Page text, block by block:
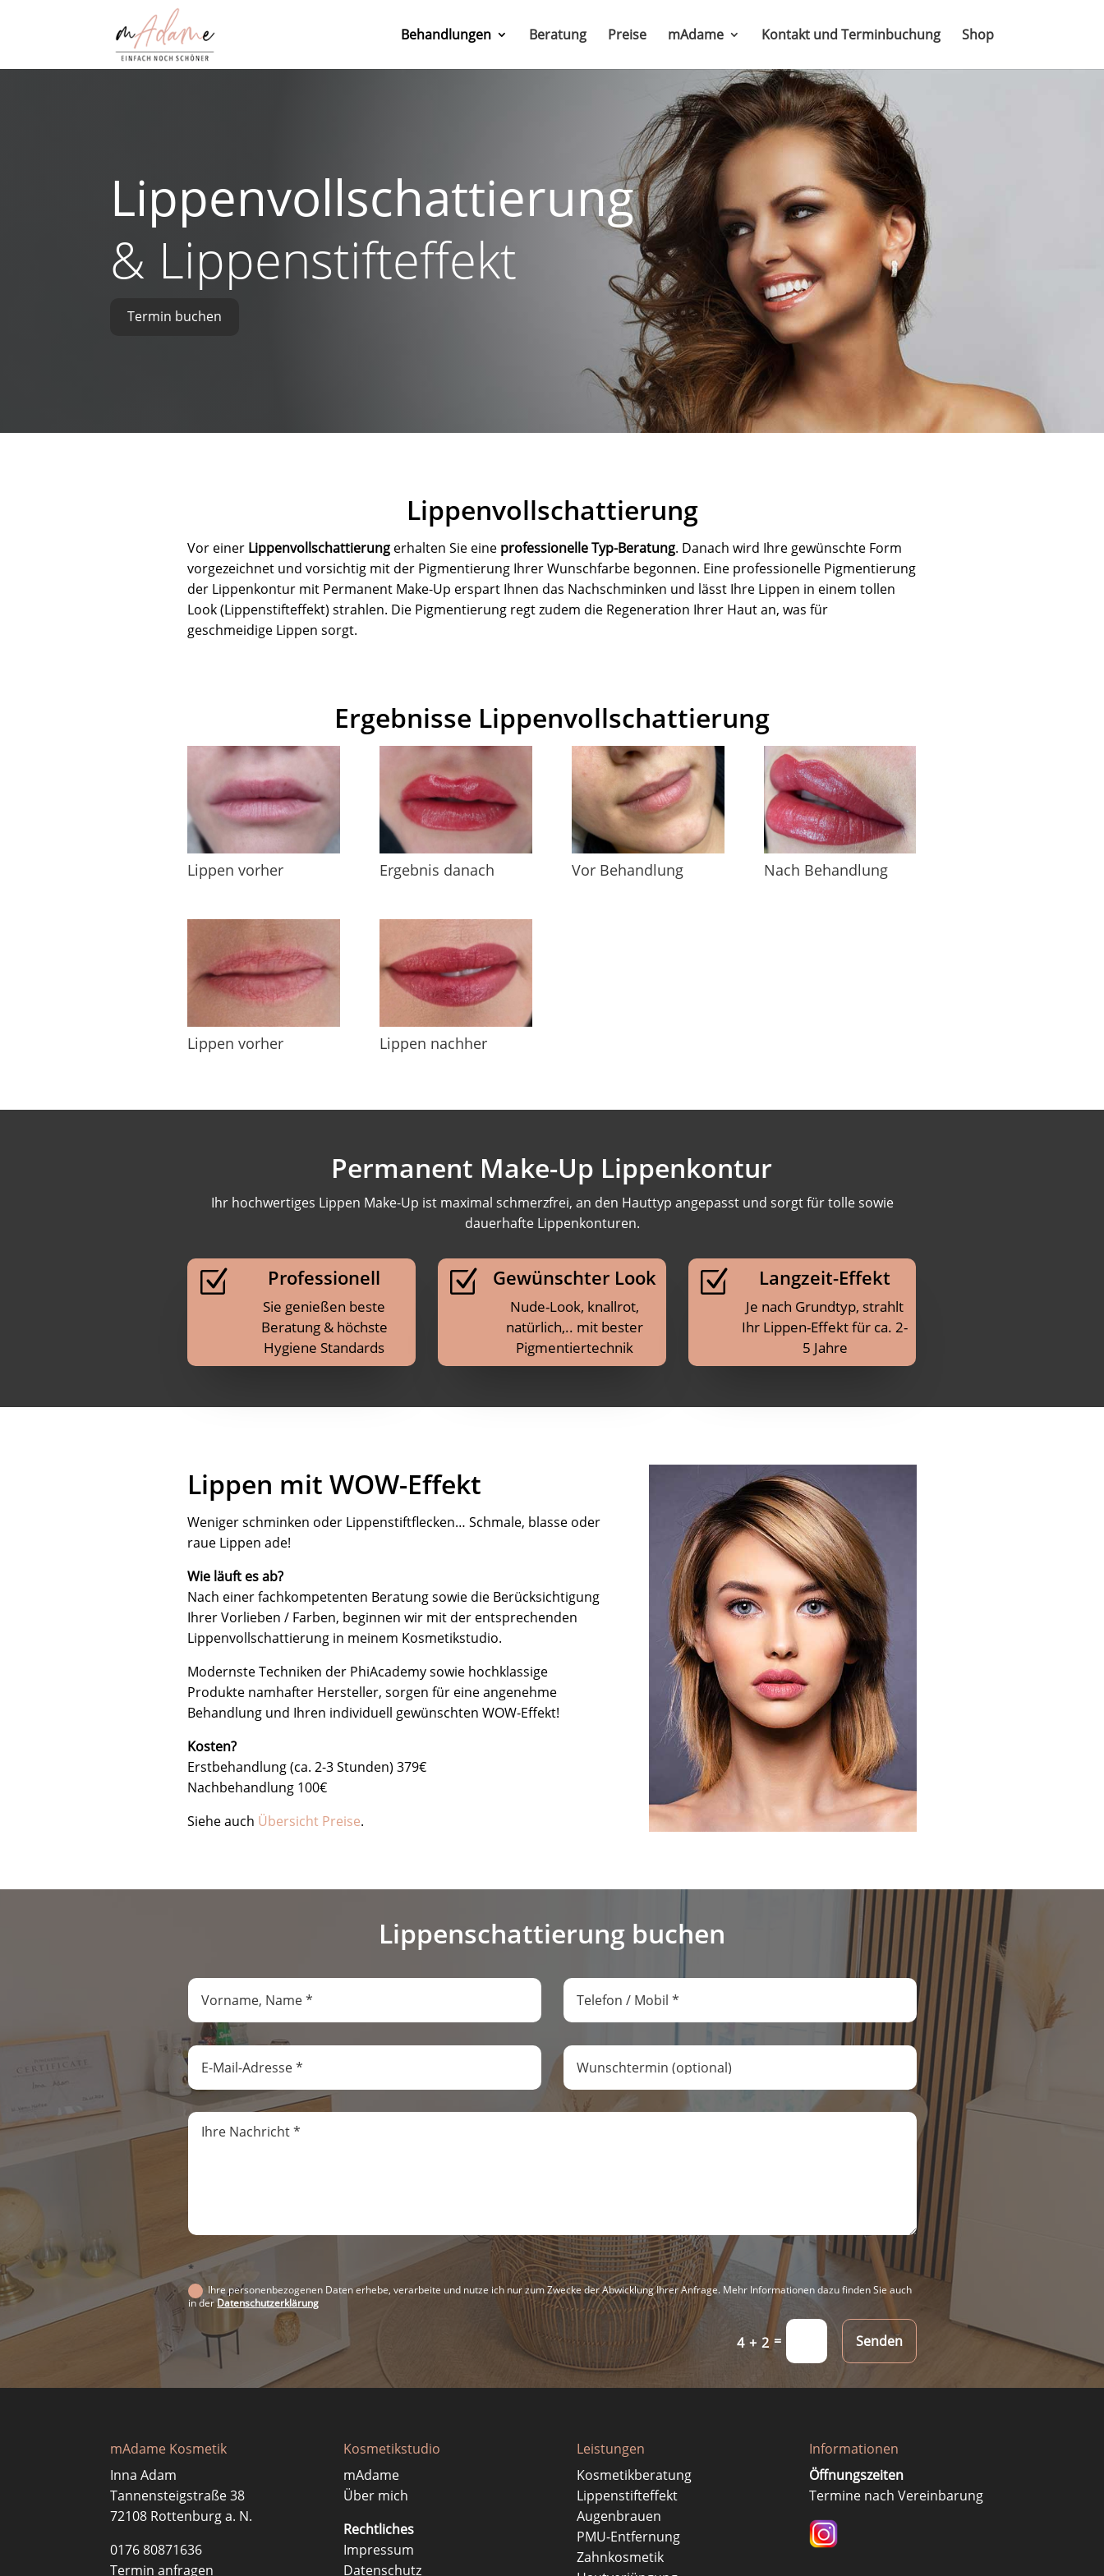
Behandlungen Beratung Preise mAdame Kontakt und Terminbuchung Shop
Lippenvollschattierung
& Lippenstifteffekt
Termin buchen
Lippenvollschattierung
Vor einer Lippenvollschattierung erhalten Sie eine professionelle Typ-Beratung. Danach wird Ihre gewünschte Form
vorgezeichnet und vorsichtig mit der Pigmentierung Ihrer Wunschfarbe begonnen. Eine professionelle Pigmentierung
der Lippenkontur mit Permanent Make-Up erspart Ihnen das Nachschminken und lässt Ihre Lippen in einem tollen
Look (Lippenstifteffekt) strahlen. Die Pigmentierung regt zudem die Regeneration Ihrer Haut an, was für
geschmeidige Lippen sorgt.
Ergebnisse Lippenvollschattierung
Lippen vorher Ergebnis danach Vor Behandlung Nach Behandlung
Lippen vorher Lippen nachher
Permanent Make-Up Lippenkontur
Ihr hochwertiges Lippen Make-Up ist maximal schmerzfrei, an den Hauttyp angepasst und sorgt für tolle sowie
dauerhafte Lippenkonturen.
Z Professionell
Sie genießen beste
Beratung & höchste
Hygiene Standards
Z Gewünschter Look
Nude-Look, knallrot,
natürlich,.. mit bester
Pigmentiertechnik
Z Langzeit-Effekt
Je nach Grundtyp, strahlt
Ihr Lippen-Effekt für ca. 2-
5 Jahre
Lippen mit WOW-Effekt
Weniger schminken oder Lippenstiftflecken… Schmale, blasse oder
raue Lippen ade!
Wie läuft es ab?
Nach einer fachkompetenten Beratung sowie die Berücksichtigung
Ihrer Vorlieben / Farben, beginnen wir mit der entsprechenden
Lippenvollschattierung in meinem Kosmetikstudio.
Modernste Techniken der PhiAcademy sowie hochklassige
Produkte namhafter Hersteller, sorgen für eine angenehme
Behandlung und Ihren individuell gewünschten WOW-Effekt!
Kosten?
Erstbehandlung (ca. 2-3 Stunden) 379€
Nachbehandlung 100€
Siehe auch Übersicht Preise.
Lippenschattierung buchen
*
Ihre personenbezogenen Daten erhebe, verarbeite und nutze ich nur zum Zwecke der Abwicklung Ihrer Anfrage. Mehr Informationen dazu finden Sie auch
in derDatenschutzerklärung
4 + 2 = Senden
mAdame Kosmetik
Inna Adam
Tannensteigstraße 38
72108 Rottenburg a. N.
0176 80871636
Termin anfragen
Kosmetikstudio
mAdame
Über mich
Rechtliches
Impressum
Datenschutz
Leistungen
Kosmetikberatung
Lippenstifteffekt
Augenbrauen
PMU-Entfernung
Zahnkosmetik
Informationen
Öffnungszeiten
Termine nach Vereinbarung